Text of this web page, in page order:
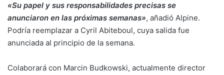
«Su papel y sus responsabilidades precisas se
anunciaron en las próximas semanas», añadió Alpine.
Podría reemplazar a Cyril Abiteboul, cuya salida fue
anunciada al principio de la semana.
Colaborará con Marcin Budkowski, actualmente director